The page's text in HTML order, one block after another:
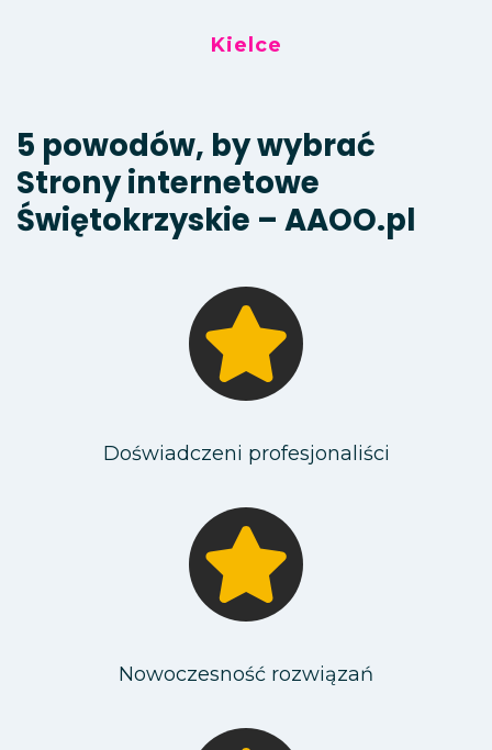
Kielce
5 powodów, by wybrać
Strony internetowe
Świętokrzyskie – AAOO.pl
Doświadczeni profesjonaliści
Nowoczesność rozwiązań